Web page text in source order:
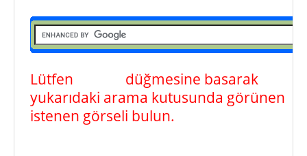
Lütfen
düğmesine basarak
yukarıdaki arama kutusunda görünen
istenen görseli bulun.